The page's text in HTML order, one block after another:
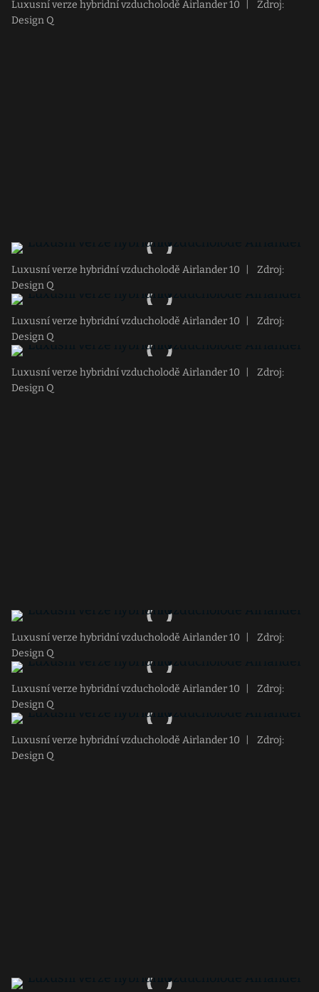
Luxusní verze hybridní vzducholodě Airlander 10
Zdroj:
Design Q
Luxusní verze hybridní vzducholodě Airlander 10
Zdroj:
Design Q
Luxusní verze hybridní vzducholodě Airlander 10
Zdroj:
Design Q
Luxusní verze hybridní vzducholodě Airlander 10
Zdroj:
Design Q
Luxusní verze hybridní vzducholodě Airlander 10
Zdroj:
Design Q
Luxusní verze hybridní vzducholodě Airlander 10
Zdroj:
Design Q
Luxusní verze hybridní vzducholodě Airlander 10
Zdroj:
Design Q